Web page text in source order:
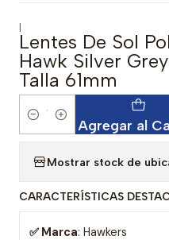
|
Lentes De Sol
Hawk Silver
Talla 61mm
Cantidad Agregar al
Mostrar stock de
CARACTERÍSTICAS
✅ Marca: Hawkers